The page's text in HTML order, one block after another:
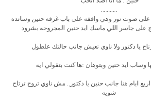
...........
على صوت نور وهي واقفه على باب غرفه حنين وسانده
على جاسر اللي ماسك ايد حنين المجروحه بشرود
يا دكتور ولا ناوي تعيش جانب حالتك علطول
وساب ايد حنين وبتوهان :ها كنت بتقولي ايه
ايام هنا جانب حنين يا دكتور.. مش ناوي تروح ترتاح
شويه